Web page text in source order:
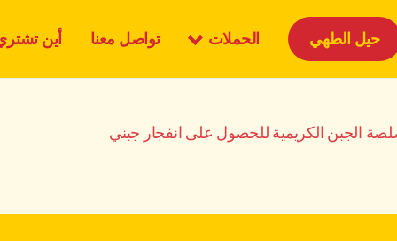
حيل الطهي الحملات تواصل معنا أين
الجبن الكريمية للحصول على انفجار جبني